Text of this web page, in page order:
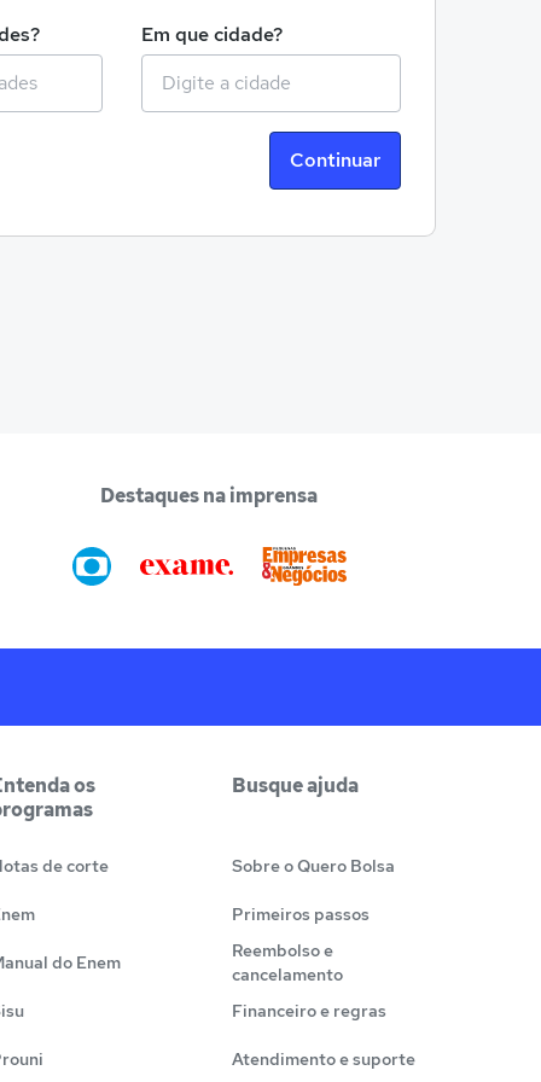
Em que cidade?
Continuar
Destaques na imprensa
os
de corte
do Enem
Busque ajuda
Sobre o Quero Bolsa
Primeiros passos
Reembolso e
cancelamento
Financeiro e regras
Atendimento e suporte